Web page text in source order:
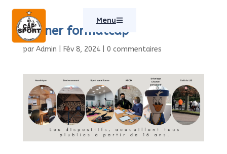
Menu
banner formatcap
par Admin Fév 8, 2024| 0 commentaires